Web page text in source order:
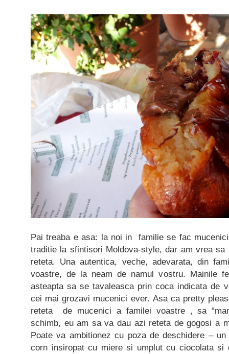
Pai treaba e asa: la noi in familie se fac
traditie la sfintisori Moldova-style, dar am vrea sa
reteta. Una autentica, veche, adevarata, din
voastre, de la neam de namul vostru. Mainile
asteapta sa se tavaleasca prin coca indicata de
cei mai grozavi mucenici ever. Asa ca pretty
reteta de mucenici a familei voastre , sa
schimb, eu am sa va dau azi reteta de gogosi a
Poate va ambitionez cu poza de deschidere –
corn insiropat cu miere si umplut cu ciocolata si